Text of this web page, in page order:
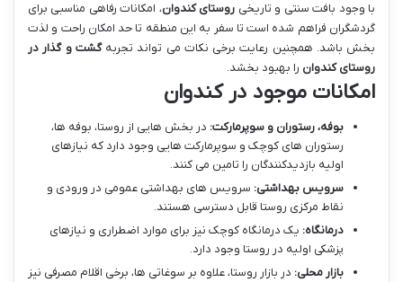
با وجود بافت سنتی و تاریخی روستای کندوان، امکانات رفاهی مناسبی برای
گردشگران فراهم شده است تا سفر به این منطقه تا حد امکان راحت و لذت
بخش باشد. همچنین رعایت برخی نکات می تواند تجربهگشت و گذار در
روستای کندوان را بهبود بخشد.
امکانات موجود در کندوان
بوفه، رستوران و سوپرمارکت: در بخش هایی از روستا، بوفه ها،
رستوران های کوچک و سوپرمارکت هایی وجود دارد که نیازهای
اولیه بازدیدکنندگان را تامین می کنند.
سرویس بهداشتی: سرویس های بهداشتی عمومی در ورودی و
نقاط مرکزی روستا قابل دسترسی هستند.
درمانگاه: یک درمانگاه کوچک نیز برای موارد اضطراری و نیازهای
پزشکی اولیه در روستا وجود دارد.
بازار محلی: در بازار روستا، علاوه بر سوغاتی ها، برخی اقلام مصرفی نیز